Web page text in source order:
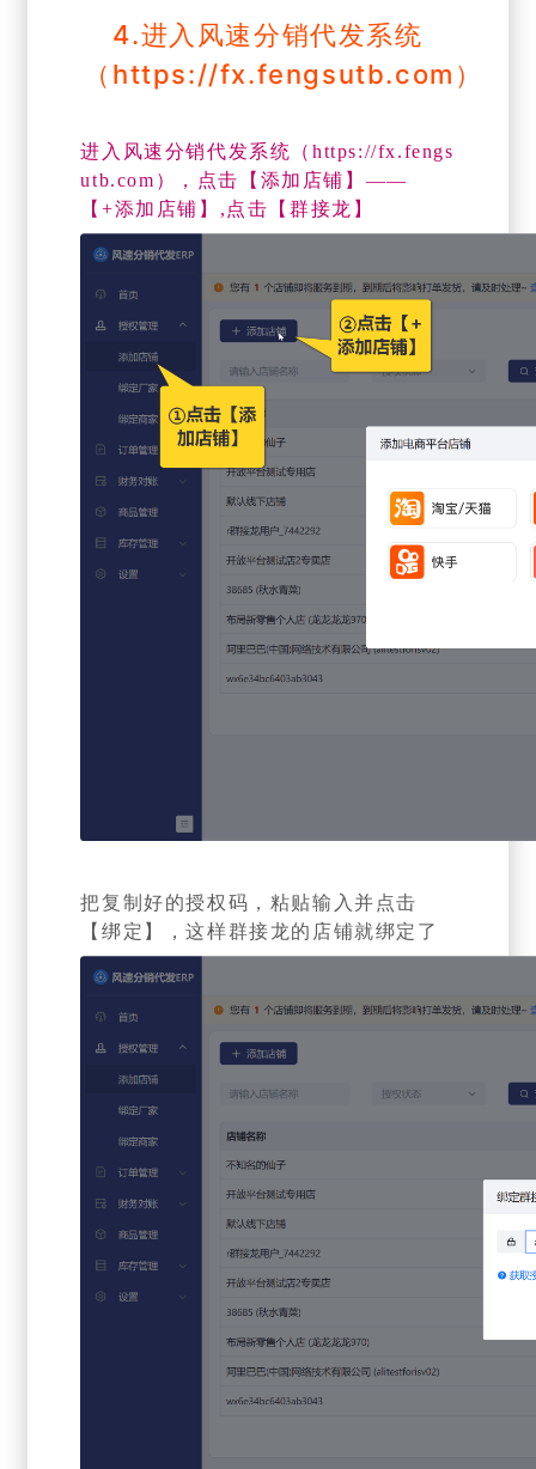
4.进入风速分销代发系统
（https://fx.fengsutb.com）
进入风速分销代发系统（https://fx.fengs
utb.com），点击【添加店铺】——
【+添加店铺】,点击【群接龙】
把复制好的授权码，粘贴输入并点击
【绑定】，这样群接龙的店铺就绑定了